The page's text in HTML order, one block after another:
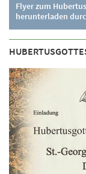
Flyer zum
herunterladen